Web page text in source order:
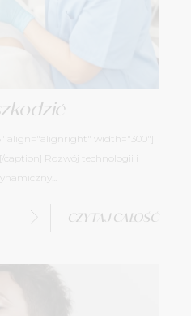
align="alignright" width="300"]
caption] Rozwój technologii i
CZYTAJ CAŁOŚĆ